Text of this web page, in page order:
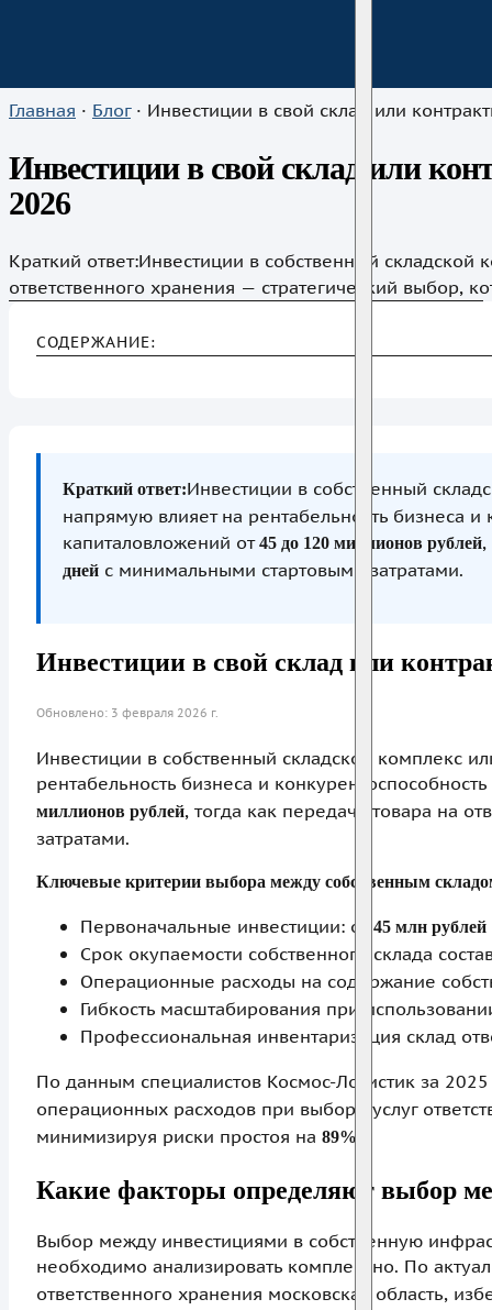
Главная · Блог · Инвестиции в свой склад или контрактная
Инвестиции в свой склад или
2026
Краткий ответ:Инвестиции в собственный складской
ответственного хранения — стратегический выбор,
собственного склада требует капиталовложений от
Краткий ответ:Инвестиции в собственный
напрямую влияет на рентабельность бизнеса
капиталовложений от45 до 120 миллионов рублей,
днейс минимальными стартовыми затратами.
Инвестиции в свой склад или
Обновлено: 3 февраля 2026 г.
Инвестиции в собственный складской комплекс
рентабельность бизнеса и
миллионов рублей, тогда как передача товара на
затратами.
Ключевые критерии выбора между собственным
Первоначальные инвестиции: от 45 млн рублей
Срок окупаемости собственного склада
Операционные расходы на содержание
Гибкость масштабирования при
Профессиональная инвентаризация склад
По данным специалистов Космос-Логистик за
операционных расходов при выборе услуг
минимизируя риски простоя на 89%
Какие факторы определяют выбор
Выбор между инвестициями в собственную
необходимо анализировать комплексно. По
ответственного хранения московская область,
СОДЕРЖАНИЕ: